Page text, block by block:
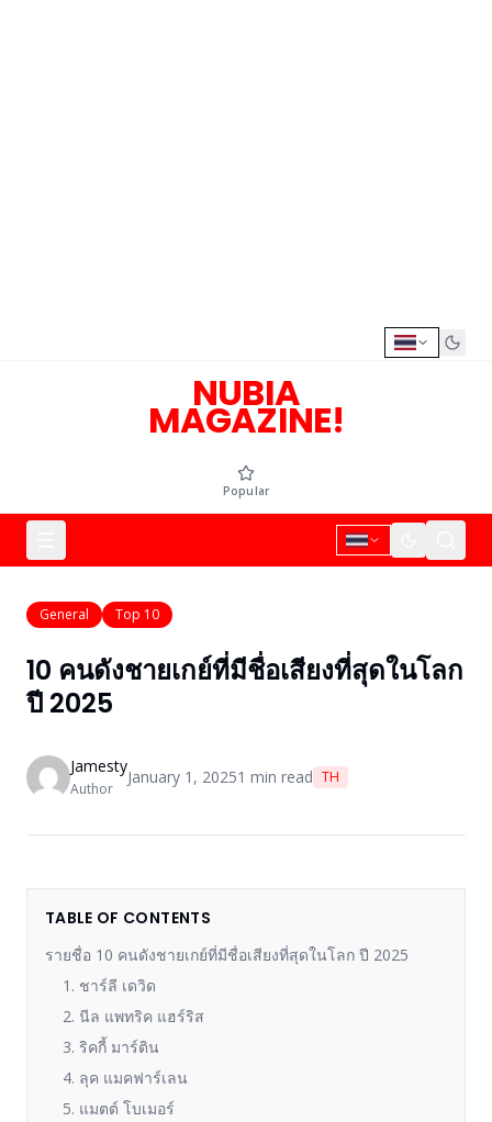
NUBIA
MAGAZINE!
Popular
General Top 10
10 คนดังชายเกย์ที่มีชื่อเสียงที่สุดในโลก
ปี 2025
Jamesty
Author
January 1, 20251 min read TH
TABLE OF CONTENTS
รายชื่อ 10 คนดังชายเกย์ที่มีชื่อเสียงที่สุดในโลก ปี 2025
1. ชาร์ลี เดวิด
2. นีล แพทริค แฮร์ริส
3. ริคกี้ มาร์ติน
4. ลุค แมคฟาร์เลน
5. แมตต์ โบเมอร์